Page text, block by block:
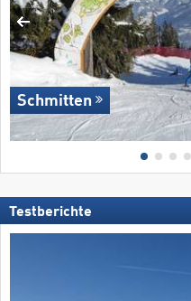
Schmitten
Testberichte